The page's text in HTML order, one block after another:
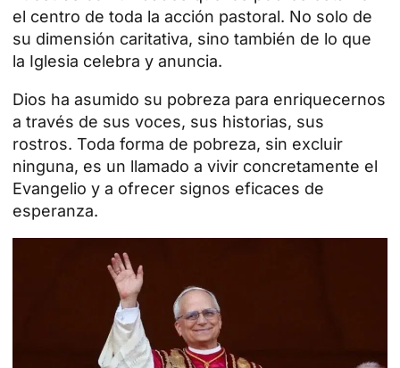
el centro de toda la acción pastoral. No solo de
su dimensión caritativa, sino también de lo que
la Iglesia celebra y anuncia.
Dios ha asumido su pobreza para enriquecernos
a través de sus voces, sus historias, sus
rostros. Toda forma de pobreza, sin excluir
ninguna, es un llamado a vivir concretamente el
Evangelio y a ofrecer signos eficaces de
esperanza.